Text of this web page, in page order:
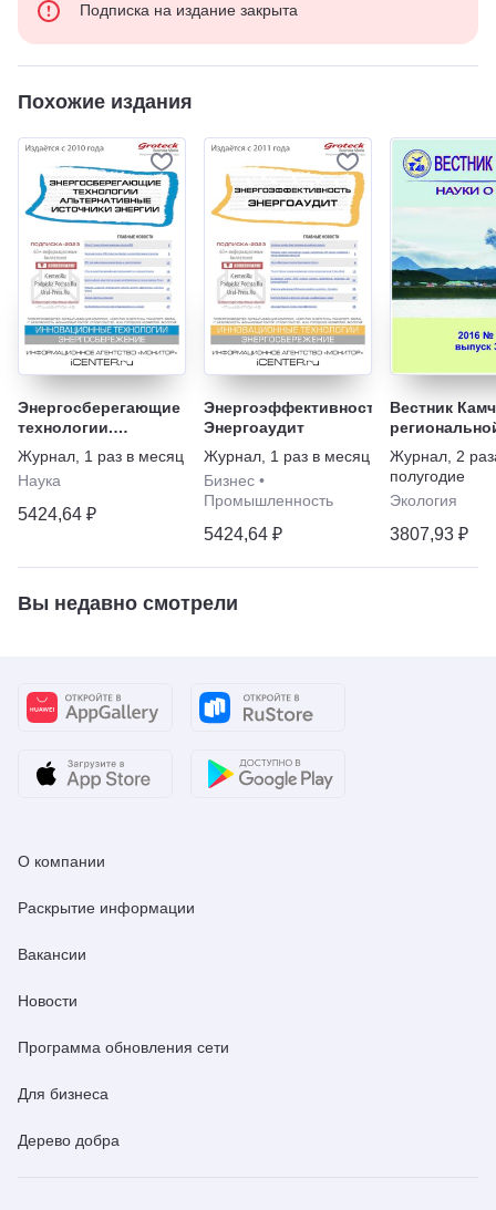
Подписка на издание закрыта
Похожие издания
Энергосберегающие
технологии.
Альтернативные
источники энергии
Журнал 1 раз в месяц
Наука
5424,64 ₽
Энергоэффективность.
Энергоаудит
Журнал 1 раз в месяц
Бизнес •
Промышленность
5424,64 ₽
Вестник
ассоциации
"Учебно-
центр".
о Земле
Журнал 2
полугодие
Экология
3807,93 ₽
Вы недавно смотрели
О компании
Раскрытие информации
Вакансии
Новости
Программа обновления сети
Для бизнеса
Дерево добра